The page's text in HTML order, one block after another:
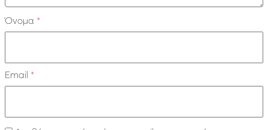
Όνομα *
Email *